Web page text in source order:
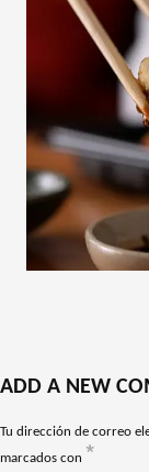
ADD A NEW
Tu dirección de correo
marcados con *